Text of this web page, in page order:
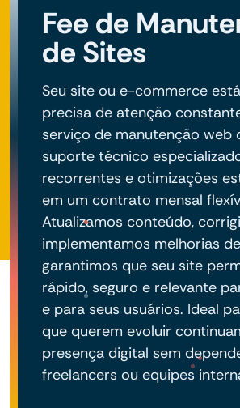
Fee de
de Sites
Seu site ou e-commerce
precisa de atenção
serviço de manutenção web
suporte técnico
recorrentes e otimizações
em um contrato mensal
Atualizamos conteúdo,
implementamos melhorias
garantimos que seu site
rápido, seguro e relevante
e para seus usuários. Ideal
que querem evoluir
presença digital sem
freelancers ou equipes